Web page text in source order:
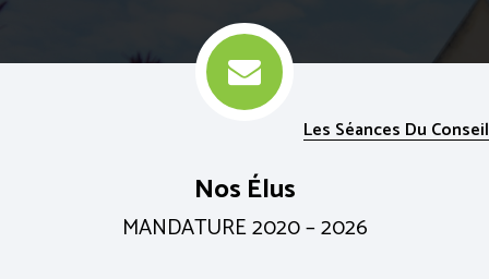
Les Séances Du Conseil
Nos Élus
MANDATURE 2020 – 2026